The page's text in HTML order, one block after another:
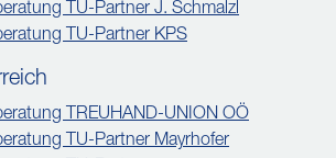
TU-Partner J. Schmalzl
TU-Partner KPS
TREUHAND-UNION OÖ
TU-Partner Mayrhofer